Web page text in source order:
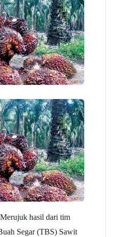
Merujuk hasil dari tim
Segar (TBS) Sawit